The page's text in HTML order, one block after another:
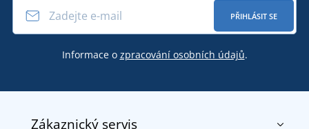
PŘIHLÁSIT SE
Informace o zpracování osobních údajů.
Zákaznický servis